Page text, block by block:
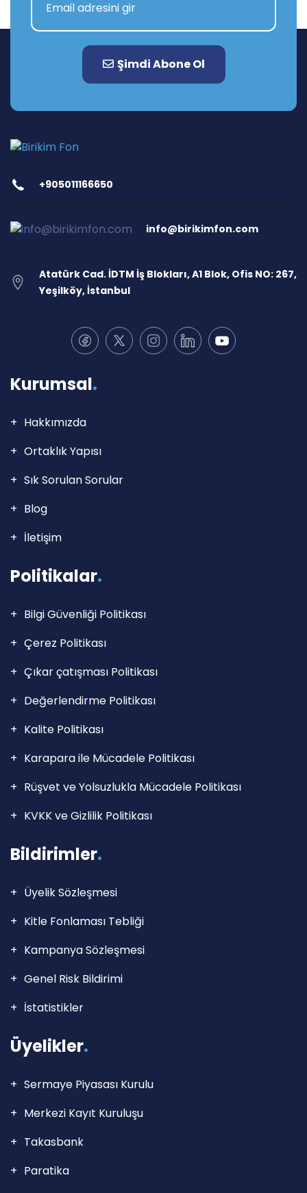
Şimdi Abone Ol
+905011166650
info@birikimfon.com
Atatürk Cad. İDTM İş Blokları, A1 Blok, Ofis NO: 267,
Yeşilköy, İstanbul
Kurumsal.
Hakkımızda
Ortaklık Yapısı
Sık Sorulan Sorular
Blog
İletişim
Politikalar.
Bilgi Güvenliği Politikası
Çerez Politikası
Çıkar çatışması Politikası
Değerlendirme Politikası
Kalite Politikası
Karapara ile Mücadele Politikası
Rüşvet ve Yolsuzlukla Mücadele Politikası
KVKK ve Gizlilik Politikası
Bildirimler.
Üyelik Sözleşmesi
Kitle Fonlaması Tebliği
Kampanya Sözleşmesi
Genel Risk Bildirimi
İstatistikler
Üyelikler.
Sermaye Piyasası Kurulu
Merkezi Kayıt Kuruluşu
Takasbank
Paratika